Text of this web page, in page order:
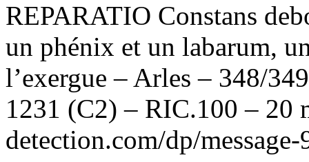
REPARATIO Constans
un phénix et un labarum,
l’exergue – Arles – 348/
1231 (C2) – RIC.100 – 20
detection.com/dp/